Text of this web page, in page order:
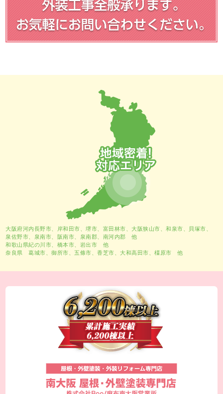
大阪府河内長野市、 岸和田市 、堺市 、富田林市、大阪狭山市、和泉市、貝塚市、
泉佐野市、泉南市、阪南市、泉南郡、南河内郡 他
和歌山県紀の川市、橋本市、岩出市 他
奈良県 葛城市、御所市、五條市、香芝市、大和高田市、橿原市 他